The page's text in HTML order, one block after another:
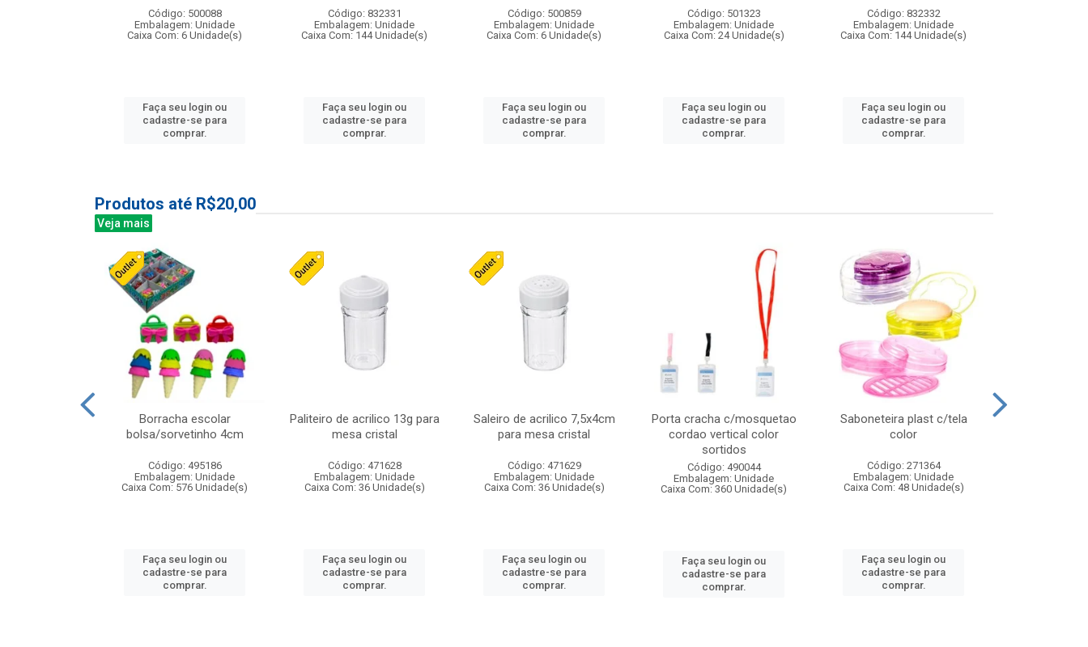
Código: 500088
Embalagem: Unidade
Caixa Com: 6 Unidade(s)
Faça seu login ou
cadastre-se para
comprar.
Código: 832331
Embalagem: Unidade
Caixa Com: 144 Unidade(s)
Faça seu login ou
cadastre-se para
comprar.
Código: 500859
Embalagem: Unidade
Caixa Com: 6 Unidade(s)
Faça seu login ou
cadastre-se para
comprar.
Código: 501323
Embalagem: Unidade
Caixa Com: 24 Unidade(s)
Faça seu login ou
cadastre-se para
comprar.
Código: 832332
Embalagem: Unidade
Caixa Com: 144 Unidade(s)
Faça seu login ou
cadastre-se para
comprar.
Produtos até R$20,00
Veja mais
Borracha escolar
bolsa/sorvetinho 4cm
Código: 495186
Embalagem: Unidade
Caixa Com: 576 Unidade(s)
Faça seu login ou
cadastre-se para
comprar.
Paliteiro de acrilico 13g para
mesa cristal
Código: 471628
Embalagem: Unidade
Caixa Com: 36 Unidade(s)
Faça seu login ou
cadastre-se para
comprar.
Saleiro de acrilico 7,5x4cm
para mesa cristal
Código: 471629
Embalagem: Unidade
Caixa Com: 36 Unidade(s)
Faça seu login ou
cadastre-se para
comprar.
Porta cracha c/mosquetao
cordao vertical color
sortidos
Código: 490044
Embalagem: Unidade
Caixa Com: 360 Unidade(s)
Faça seu login ou
cadastre-se para
comprar.
Saboneteira plast c/tela
color
Código: 271364
Embalagem: Unidade
Caixa Com: 48 Unidade(s)
Faça seu login ou
cadastre-se para
comprar.